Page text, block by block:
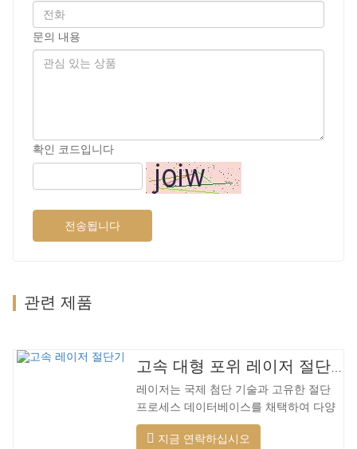
문의 내용
확인 코드입니다
전송됩니다
관련 제품
레이저는 국제 첨단 기술과 고유한 절단
프로세스 데이터베이스를 채택하여 다양
한 재료에 대해 다양한 지능형 절단을 수
행하고, 절단 표면을 최적화하고, 더 넓은
지금 연락하십시오